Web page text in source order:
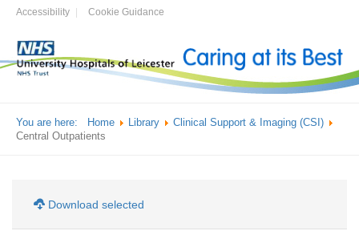
Accessibility Cookie Guidance
You are here: Home Library
Clinical Support & Imaging (CSI)
Central Outpatients
Download selected